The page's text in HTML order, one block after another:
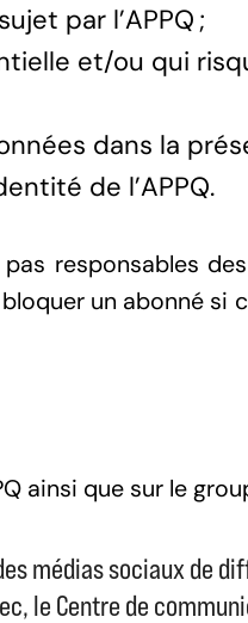
par l’APPQ ;
et/ou qui
dans la
de l’APPQ.
responsables
un abonné si
ainsi que sur le
médias sociaux de
le Centre de